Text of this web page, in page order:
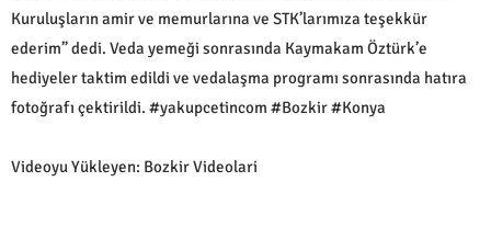
Kuruluşların amir ve memurlarına ve STK’larımıza teşekkür
ederim” dedi. Veda yemeği sonrasında Kaymakam Öztürk’e
hediyeler taktim edildi ve vedalaşma programı sonrasında hatıra
fotoğrafı çektirildi. #yakupcetincom #Bozkir #Konya
Videoyu Yükleyen: Bozkir Videolari